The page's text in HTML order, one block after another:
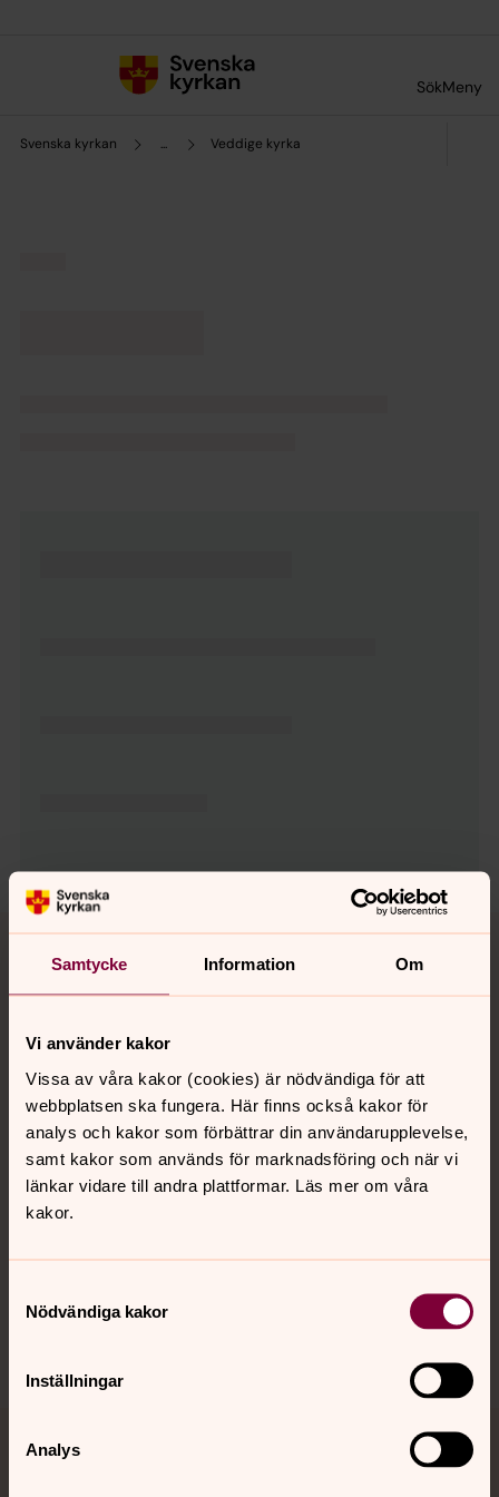
Samtycke Information Om
Vi använder kakor
Vissa av våra kakor (cookies) är nödvändiga för att
webbplatsen ska fungera. Här finns också kakor för
analys och kakor som förbättrar din användarupplevelse,
samt kakor som används för marknadsföring och när vi
länkar vidare till andra plattformar. Läs mer om våra
kakor.
Nödvändiga kakor
Inställningar
Analys
SökMeny
Svenska kyrkan ... Veddige kyrka
Tillbaka till toppen
Tillbaka till innehållet
Kontakt
Kalender
Hitta snabbt
Jourhavande präst